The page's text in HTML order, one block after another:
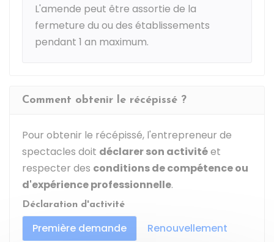
L'amende peut être assortie de la
fermeture du ou des établissements
pendant 1 an maximum.
Comment obtenir le récépissé ?
Pour obtenir le récépissé, l'entrepreneur de
spectacles doit déclarer son activitéet
respecter des conditions de compétence ou
d'expérience professionnelle.
Déclaration d'activité
Première demande Renouvellement